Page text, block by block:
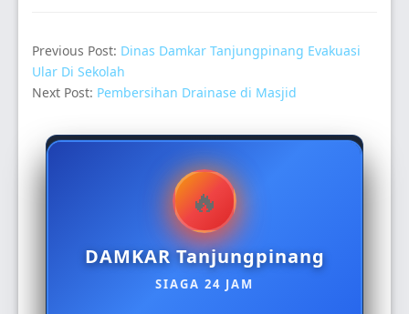
Previous Post: Dinas Damkar Tanjungpinang Evakuasi
Ular Di Sekolah
Next Post: Pembersihan Drainase di Masjid
Secondary
Sidebar
DAMKAR Tanjungpinang
SIAGA 24 JAM